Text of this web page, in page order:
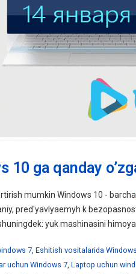
10 ga qanday
mumkin Windows 10 - barcha
pred'yavlyaemyh k
yuk mashinasini himoya
7, Eshitish vositalarida
uchun Windows 7, Laptop uchun